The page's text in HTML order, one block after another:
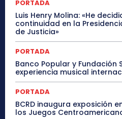
PORTADA
Luis Henry Molina: «He
continuidad en la
de Justicia»
PORTADA
Banco Popular y Fundación
experiencia musical
PORTADA
BCRD inaugura exposición
los Juegos